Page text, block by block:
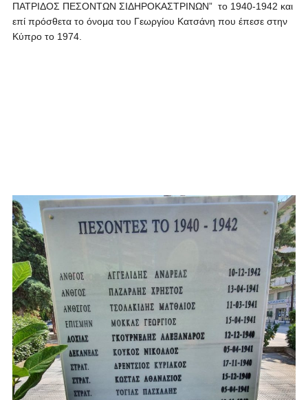
ΠΑΤΡΙΔΟΣ ΠΕΣΟΝΤΩΝ ΣΙΔΗΡΟΚΑΣΤΡΙΝΩΝ” το 1940-1942 και
επί πρόσθετα το όνομα του Γεωργίου Κατσάνη που έπεσε στην
Κύπρο το 1974.